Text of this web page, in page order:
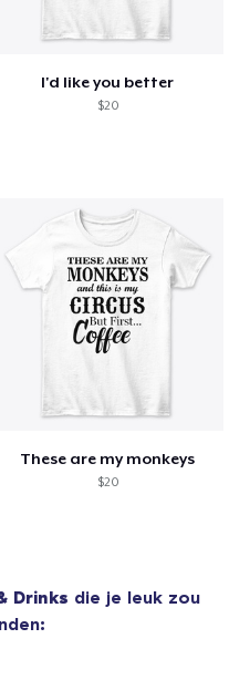
I'd like you better
$20
These are my monkeys
$20
Drinks die je leuk zou